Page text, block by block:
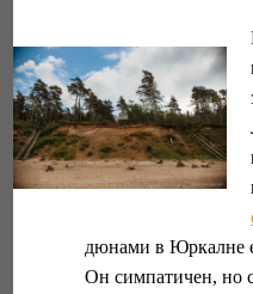
дюнами в Юркалне
Он симпатичен, но